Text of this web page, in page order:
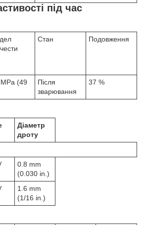
під час
Стан Подовження
(49
Після
зварювання
37 %
Діаметр
дроту
0.8 mm
(0.030 in.)
1.6 mm
(1/16 in.)